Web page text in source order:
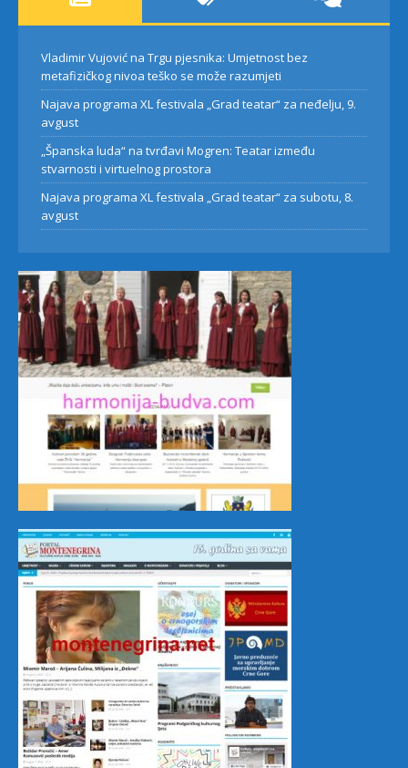
Vladimir Vujović na Trgu pjesnika: Umjetnost bez
metafizičkog nivoa teško se može razumjeti
Najava programa XL festivala „Grad teatar“ za neđelju, 9.
avgust
„Španska luda“ na tvrđavi Mogren: Teatar između
stvarnosti i virtuelnog prostora
Najava programa XL festivala „Grad teatar“ za subotu, 8.
avgust